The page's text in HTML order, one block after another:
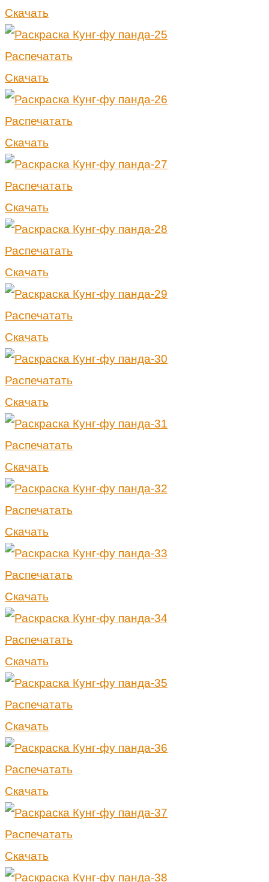
Скачать
Распечатать
Скачать
Распечатать
Скачать
Распечатать
Скачать
Распечатать
Скачать
Распечатать
Скачать
Распечатать
Скачать
Распечатать
Скачать
Распечатать
Скачать
Распечатать
Скачать
Распечатать
Скачать
Распечатать
Скачать
Распечатать
Скачать
Распечатать
Скачать